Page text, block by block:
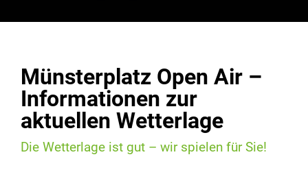
Münsterplatz Open Air –
Informationen zur
aktuellen Wetterlage
Die Wetterlage ist gut – wir spielen für Sie!